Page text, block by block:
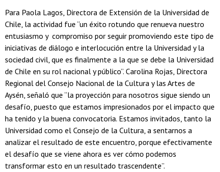
Para Paola Lagos, Directora de Extensión de la Universidad de
Chile, la actividad fue “un éxito rotundo que renueva nuestro
entusiasmo y compromiso por seguir promoviendo este tipo de
iniciativas de diálogo e interlocución entre la Universidad y la
sociedad civil, que es finalmente a la que se debe la Universidad
de Chile en su rol nacional y público”. Carolina Rojas, Directora
Regional del Consejo Nacional de la Cultura y las Artes de
Aysén, señaló que “la proyección para nosotros sigue siendo un
desafío, puesto que estamos impresionados por el impacto que
ha tenido y la buena convocatoria. Estamos invitados, tanto la
Universidad como el Consejo de la Cultura, a sentarnos a
analizar el resultado de este encuentro, porque efectivamente
el desafío que se viene ahora es ver cómo podemos
transformar esto en un resultado trascendente”.